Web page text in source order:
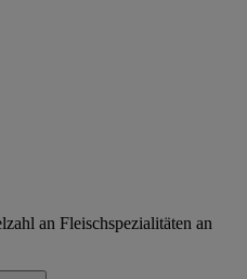
an Fleischspezialitäten an